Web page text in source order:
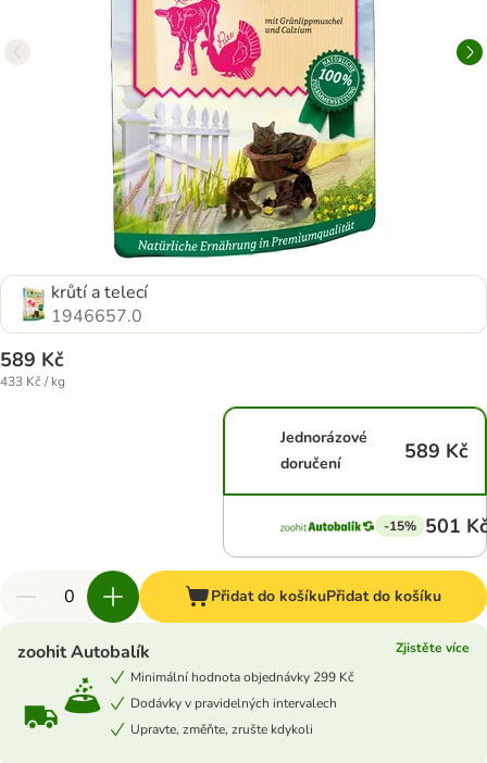
krůtí a telecí
1946657.0
589 Kč
433 Kč / kg
Jednorázové
doručení
589 Kč
-15% 501
Přidat do košíkuPřidat do košíku
zoohit Autobalík
Zjistěte více
Minimální hodnota objednávky 299 Kč
Dodávky v pravidelných intervalech
Upravte, změňte, zrušte kdykoli